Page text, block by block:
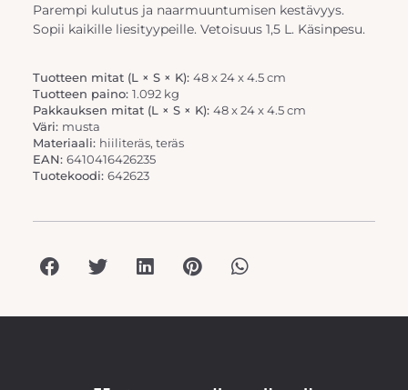
Parempi kulutus ja naarmuuntumisen kestävyys.
Sopii kaikille liesityypeille. Vetoisuus 1,5 L. Käsinpesu.
Tuotteen mitat (L × S × K): 48 x 24 x 4.5 cm
Tuotteen paino: 1.092 kg
Pakkauksen mitat (L × S × K): 48 x 24 x 4.5 cm
Väri: musta
Materiaali: hiiliteräs, teräs
EAN: 6410416426235
Tuotekoodi: 642623